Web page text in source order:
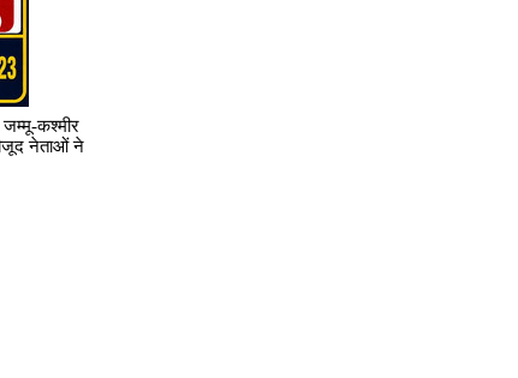
कश्मीर
नेताओं ने